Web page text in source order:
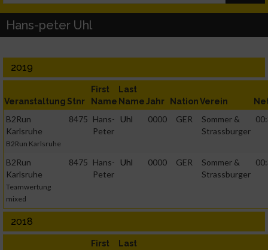
Hans-peter Uhl
2019
Veranstaltung Stnr
First
Name
Last
NameJahr NationVerein
B2Run
Karlsruhe
B2Run Karlsruhe
8475 Hans-
Peter
Uhl 0000 GER
Sommer &
Strassburger
B2Run
Karlsruhe
Teamwertung
mixed
8475 Hans-
Peter
Uhl 0000 GER
Sommer &
Strassburger
2018
First
Last